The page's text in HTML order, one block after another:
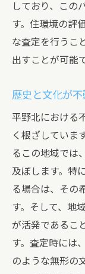
しており、この
す。住環境の評
な査定を行うこ
出すことが可能で
歴史と文化が
平野北における
く根ざしていま
るこの地域では
及ぼします。特
る場合は、その
す。そして、地
が活発であるこ
す。査定時には
のような無形の